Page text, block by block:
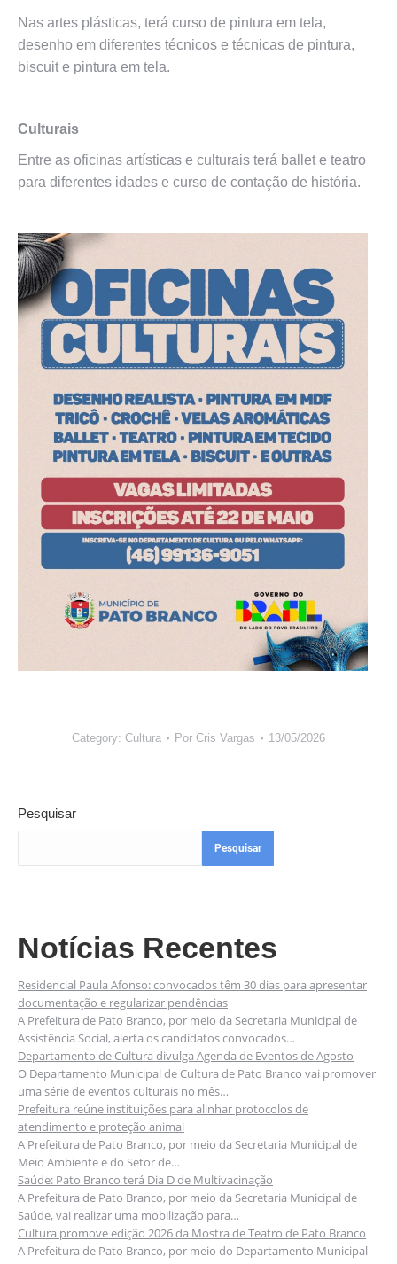
Nas artes plásticas, terá curso de pintura em tela,
desenho em diferentes técnicos e técnicas de pintura,
biscuit e pintura em tela.
Culturais
Entre as oficinas artísticas e culturais terá ballet e teatro
para diferentes idades e curso de contação de história.
Category: Cultura Por Cris Vargas 13/05/2026
Pesquisar
Pesquisar
Notícias Recentes
Residencial Paula Afonso: convocados têm 30 dias para apresentar
documentação e regularizar pendências
A Prefeitura de Pato Branco, por meio da Secretaria Municipal de
Assistência Social, alerta os candidatos convocados…
Departamento de Cultura divulga Agenda de Eventos de Agosto
O Departamento Municipal de Cultura de Pato Branco vai promover
uma série de eventos culturais no mês…
Prefeitura reúne instituições para alinhar protocolos de
atendimento e proteção animal
A Prefeitura de Pato Branco, por meio da Secretaria Municipal de
Meio Ambiente e do Setor de…
Saúde: Pato Branco terá Dia D de Multivacinação
A Prefeitura de Pato Branco, por meio da Secretaria Municipal de
Saúde, vai realizar uma mobilização para…
Cultura promove edição 2026 da Mostra de Teatro de Pato Branco
A Prefeitura de Pato Branco, por meio do Departamento Municipal